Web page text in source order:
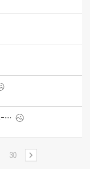
벤츠 AMG GT63 S E Performance 4-Door (2025)
30